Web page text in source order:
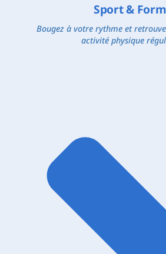
Sport &
Bougez à votre rythme et
activité physique